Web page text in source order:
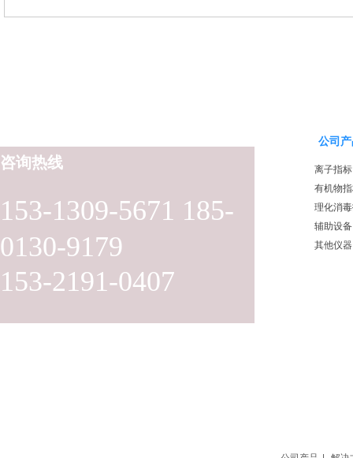
153-1309-5671 185-
0130-9179
153-2191-0407
咨询热线
公司
离子指标
有机物
理化消
辅助设备
其他仪器